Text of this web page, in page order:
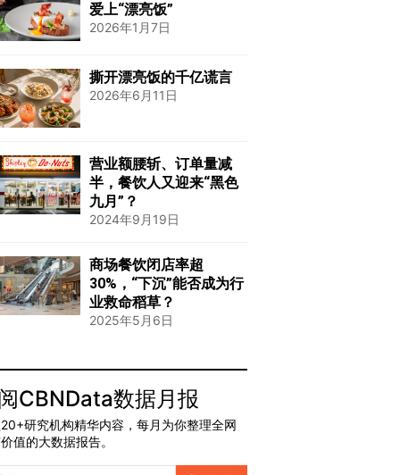
爱上“漂亮饭”
2026年1月7日
撕开漂亮饭的千亿谎言
2026年6月11日
营业额腰斩、订单量减
半，餐饮人又迎来“黑色
九月”？
2024年9月19日
商场餐饮闭店率超
30%，“下沉”能否成为行
业救命稻草？
2025年5月6日
CBNData数据月报
研究机构精华内容，每月为你整理全网
值的大数据报告。